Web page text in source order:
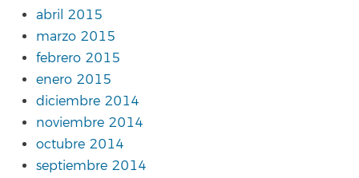
abril 2015
marzo 2015
febrero 2015
enero 2015
diciembre 2014
noviembre 2014
octubre 2014
septiembre 2014